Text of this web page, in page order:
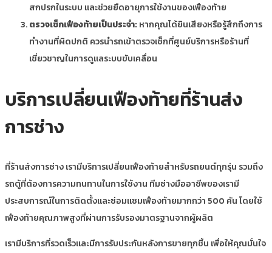
สกปรกในระบบ และช่วยยืดอายุการใช้งานของเฟืองท้าย
ตรวจเช็กเฟืองท้ายเป็นประจำ: หากคุณได้ยินเสียงหรือรู้สึกถึงการ
ทำงานที่ผิดปกติ ควรนำรถเข้าตรวจเช็กที่ศูนย์บริการหรือร้านที่
เชี่ยวชาญในการดูแลระบบขับเคลื่อน
บริการเปลี่ยนเฟืองท้ายที่ร้านส่ง
การช่าง
ที่ร้านส่งการช่าง เรามีบริการเปลี่ยนเฟืองท้ายสำหรับรถยนต์ทุกรุ่น รวมถึง
รถตู้ที่ต้องการความทนทานในการใช้งาน ทีมช่างมืออาชีพของเรามี
ประสบการณ์ในการติดตั้งและซ่อมแซมเฟืองท้ายมากกว่า 500 คัน โดยใช้
เฟืองท้ายคุณภาพสูงที่ผ่านการรับรองมาตรฐานจากผู้ผลิต
เรามีบริการที่รวดเร็วและมีการรับประกันหลังการขายทุกชิ้น เพื่อให้คุณมั่นใจ